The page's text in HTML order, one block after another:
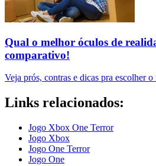
Qual o melhor óculos de
comparativo!
Veja prós, contras e dicas pra escolher
Links relacionados:
Jogo Xbox One Terror
Jogo Xbox
Jogo One Terror
Jogo One